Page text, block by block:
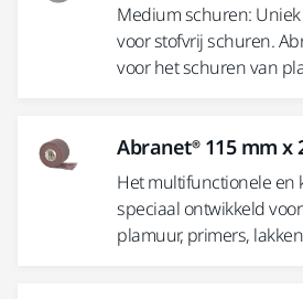
Medium schuren:
voor stofvrij schuren.
voor het schuren van
Abranet® 115 mm x
Het multifunctionele en
speciaal ontwikkeld
plamuur, primers,